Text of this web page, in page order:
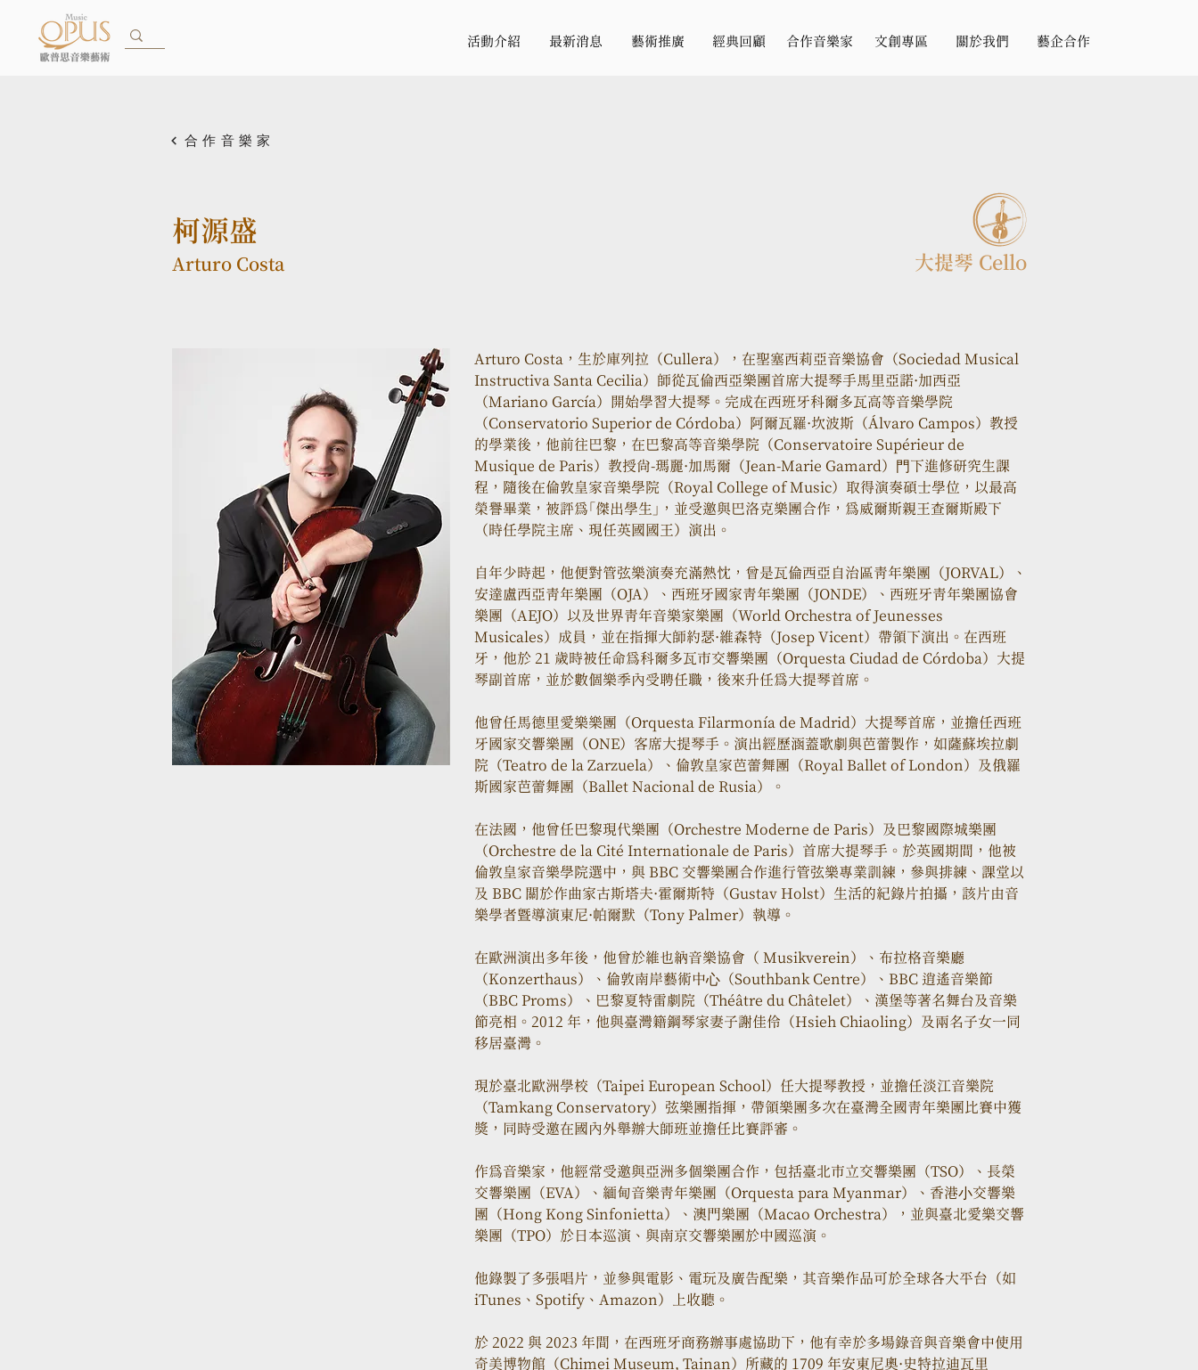
活動介紹 最新消息 藝術推廣 經典回顧 合作音樂家 文創專區 關於我們 藝企合作
合作音樂家
柯源盛
Arturo Costa 大提琴 Cello
Arturo Costa，生於庫列拉（Cullera），在聖塞⻄莉亞音樂協會（Sociedad Musical
Instructiva Santa Cecilia）師從瓦倫⻄亞樂團首席大提琴手馬里亞諾·加⻄亞
（Mariano García）開始學習大提琴。完成在⻄班牙科爾多瓦高等音樂學院
（Conservatorio Superior de Córdoba）阿爾瓦羅·坎波斯（Álvaro Campos）教授
的學業後，他前往巴黎，在巴黎高等音樂學院（Conservatoire Supérieur de
Musique de Paris）教授尚-瑪麗·加馬爾（Jean-Marie Gamard）⾨下進修研究生課
程，隨後在倫敦皇家音樂學院（Royal College of Music）取得演奏碩士學位，以最高
榮譽畢業，被評為「傑出學生」，並受邀與巴洛克樂團合作，為威爾斯親王查爾斯殿下
（時任學院主席、現任英國國王）演出。
自年少時起，他便對管弦樂演奏充滿熱忱，曾是瓦倫⻄亞自治區青年樂團（JORVAL）、
安達盧⻄亞青年樂團（OJA）、⻄班牙國家青年樂團（JONDE）、⻄班牙青年樂團協會
樂團（AEJO）以及世界青年音樂家樂團（World Orchestra of Jeunesses
Musicales）成員，並在指揮大師約瑟·維森特（Josep Vicent）帶領下演出。在⻄班
牙，他於 21 歲時被任命為科爾多瓦市交響樂團（Orquesta Ciudad de Córdoba）大提
琴副首席，並於數個樂季內受聘任職，後來升任為大提琴首席。
他曾任馬德里愛樂樂團（Orquesta Filarmonía de Madrid）大提琴首席，並擔任⻄班
牙國家交響樂團（ONE）客席大提琴手。演出經歷涵蓋歌劇與芭蕾製作，如薩蘇埃拉劇
院（Teatro de la Zarzuela）、倫敦皇家芭蕾舞團（Royal Ballet of London）及俄羅
斯國家芭蕾舞團（Ballet Nacional de Rusia）。
在法國，他曾任巴黎現代樂團（Orchestre Moderne de Paris）及巴黎國際城樂團
（Orchestre de la Cité Internationale de Paris）首席大提琴手。於英國期間，他被
倫敦皇家音樂學院選中，與 BBC 交響樂團合作進行管弦樂專業訓練，參與排練、課堂以
及 BBC 關於作曲家古斯塔夫·霍爾斯特（Gustav Holst）生活的紀錄片拍攝，該片由音
樂學者暨導演東尼·帕爾默（Tony Palmer）執導。
在歐洲演出多年後，他曾於維也納音樂協會（ Musikverein）、布拉格音樂廳
（Konzerthaus）、倫敦南岸藝術中⼼（Southbank Centre）、BBC 逍遙音樂節
（BBC Proms）、巴黎夏特雷劇院（Théâtre du Châtelet）、漢堡等著名舞台及音樂
節亮相。2012 年，他與臺灣籍鋼琴家妻子謝佳伶（Hsieh Chiaoling）及兩名子女一同
移居臺灣。
現於臺北歐洲學校（Taipei European School）任大提琴教授，並擔任淡江音樂院
（Tamkang Conservatory）弦樂團指揮，帶領樂團多次在臺灣全國青年樂團比賽中獲
獎，同時受邀在國內外舉辦大師班並擔任比賽評審。
作為音樂家，他經常受邀與亞洲多個樂團合作，包括臺北市立交響樂團（TSO）、長榮
交響樂團（EVA）、緬甸音樂青年樂團（Orquesta para Myanmar）、香港⼩交響樂
團（Hong Kong Sinfonietta）、澳門樂團（Macao Orchestra），並與臺北愛樂交響
樂團（TPO）於日本巡演、與南京交響樂團於中國巡演。
他錄製了多張唱片，並參與電影、電玩及廣告配樂，其音樂作品可於全球各大平台（如
iTunes、Spotify、Amazon）上收聽。
於 2022 與 2023 年間，在⻄班牙商務辦事處協助下，他有幸於多場錄音與音樂會中使用
奇美博物館（Chimei Museum, Tainan）所藏的 1709 年安東尼奧·史特拉迪瓦里